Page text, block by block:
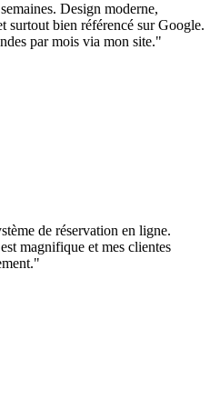
Design moderne,
surtout bien référencé sur Google.
par mois via mon site."
de réservation en ligne.
magnifique et mes clientes
"